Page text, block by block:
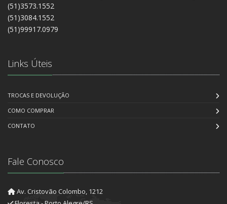
(51)3573.1552
(51)3084.1552
(51)99917.0979
Links Úteis
TROCAS E DEVOLUÇÃO
COMO COMPRAR
CONTATO
Fale Conosco
Av. Cristovão Colombo, 1212